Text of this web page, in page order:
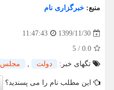
منبع: خبرگزاری نام
1399/11/30
11:47:43
0.0
/
5
تگهای خبر:
دولت , مجلس
این مطلب نام را می پسندید؟